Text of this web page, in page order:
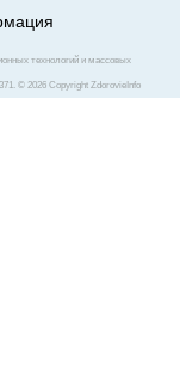
технологий и массовых
© 2026 Copyright ZdorovieInfo